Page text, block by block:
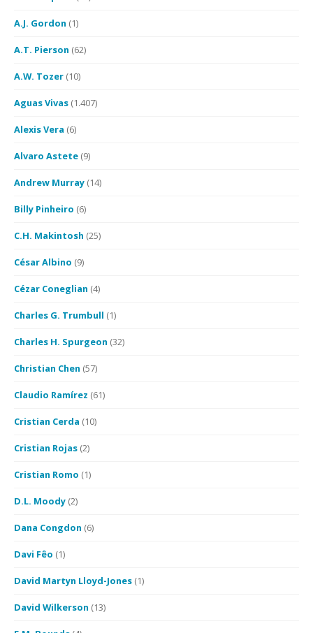
A.J. Gordon (1)
A.T. Pierson (62)
A.W. Tozer (10)
Aguas Vivas (1.407)
Alexis Vera (6)
Alvaro Astete (9)
Andrew Murray (14)
Billy Pinheiro (6)
C.H. Makintosh (25)
César Albino (9)
Cézar Coneglian (4)
Charles G. Trumbull (1)
Charles H. Spurgeon (32)
Christian Chen (57)
Claudio Ramírez (61)
Cristian Cerda (10)
Cristian Rojas (2)
Cristian Romo (1)
D.L. Moody (2)
Dana Congdon (6)
Davi Fêo (1)
David Martyn Lloyd-Jones (1)
David Wilkerson (13)